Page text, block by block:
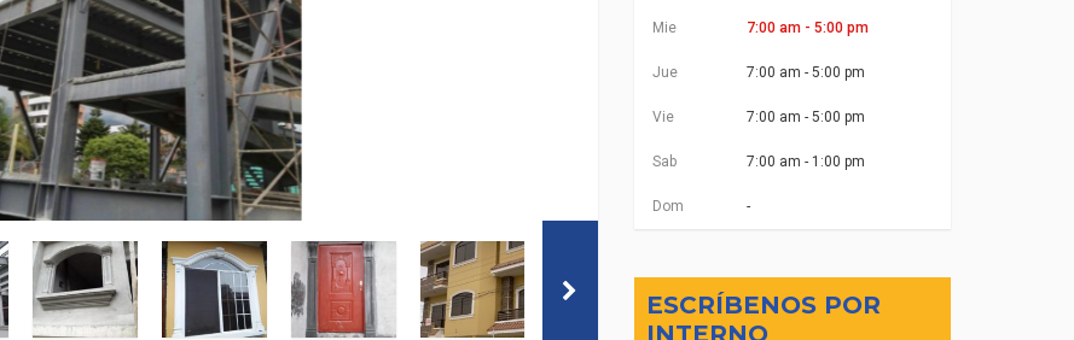
Mie 7:00 am - 5:00 pm
Jue 7:00 am - 5:00 pm
Vie 7:00 am - 5:00 pm
Sab 7:00 am - 1:00 pm
Dom -
ESCRÍBENOS POR
INTERNO